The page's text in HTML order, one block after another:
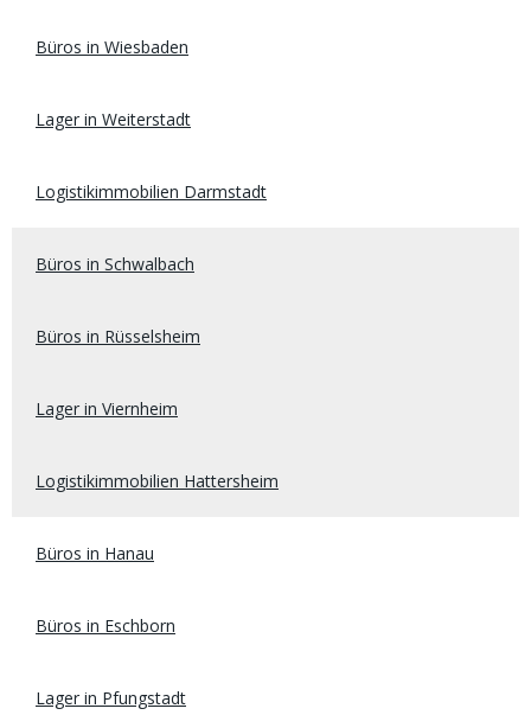
Büros in Wiesbaden
Lager in Weiterstadt
Logistikimmobilien Darmstadt
Büros in Schwalbach
Büros in Rüsselsheim
Lager in Viernheim
Logistikimmobilien Hattersheim
Büros in Hanau
Büros in Eschborn
Lager in Pfungstadt